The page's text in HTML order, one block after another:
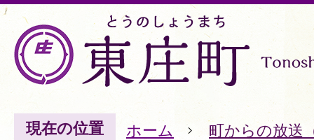
現在の位置 ホーム 町からの放送